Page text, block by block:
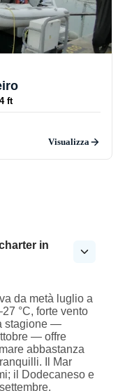
ft
Visualizza
in
da metà luglio a
°C, forte vento
stagione —
— offre
abbastanza
Il Mar
il Dodecaneso e